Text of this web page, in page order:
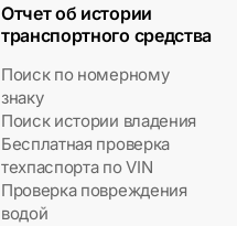
Отчет об истории
транспортного средства
Поиск по номерному
знаку
Поиск истории владения
Бесплатная проверка
техпаспорта по VIN
Проверка повреждения
водой